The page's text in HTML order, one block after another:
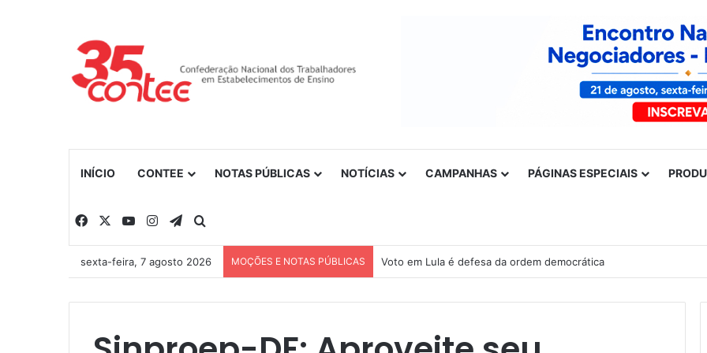
INÍCIO CONTEE NOTAS PÚBLICAS NOTÍCIAS CAMPANHAS PÁGINAS ESPECIAIS
Facebook YouTubeInstagramTelegram
sexta-feira, 7 agosto 2026 MOÇÕES E NOTAS PÚBLICAS Voto em Lula é defesa da ordem democrática